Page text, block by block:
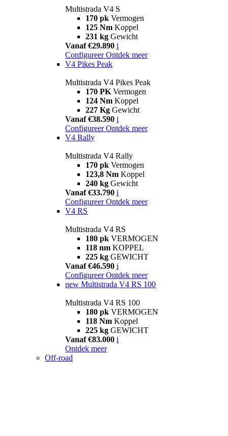
Multistrada V4 S
170 pk Vermogen
125 Nm Koppel
231 kg Gewicht
Vanaf €29.890 i
Configureer Ontdek meer
V4 Pikes Peak
Multistrada V4 Pikes Peak
170 PK Vermogen
124 Nm Koppel
227 Kg Gewicht
Vanaf €38.590 i
Configureer Ontdek meer
V4 Rally
Multistrada V4 Rally
170 pk Vermogen
123,8 Nm Koppel
240 kg Gewicht
Vanaf €33.790 i
Configureer Ontdek meer
V4 RS
Multistrada V4 RS
180 pk VERMOGEN
118 nm KOPPEL
225 kg GEWICHT
Vanaf €46.590 i
Configureer Ontdek meer
new Multistrada V4 RS 100
Multistrada V4 RS 100
180 pk VERMOGEN
118 Nm Koppel
225 kg GEWICHT
Vanaf €83.000 i
Ontdek meer
Off-road